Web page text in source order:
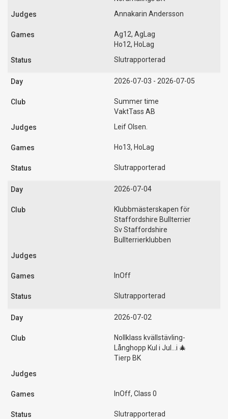
Annakarin Andersson
Ag12, AgLag
Ho12, HoLag
Slutrapporterad
2026-07-03 - 2026-07-05
Summer time
VaktTass AB
Leif Olsen.
Ho13, HoLag
Slutrapporterad
2026-07-04
Klubbmästerskapen för
Staffordshire Bullterrier
Sv Staffordshire
Bullterrierklubben
InOff
Slutrapporterad
2026-07-02
Nollklass kvällstävling-
Långhopp Kul i Jul...i 🎄
Tierp BK
InOff, Class 0
Slutrapporterad